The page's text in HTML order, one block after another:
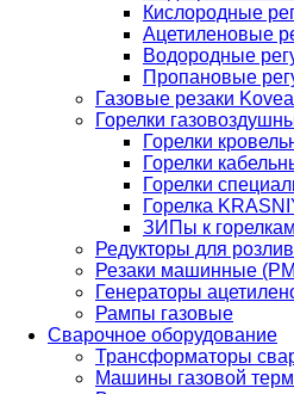
Кислородные
Ацетиленовые
Водородные
Пропановые
Газовые резаки
Горелки
Горелки
Горелки
Горелки
Горелка
ЗИПы к
Редукторы для
Резаки машинные
Генераторы
Рампы газовые
Сварочное оборудование
Трансформаторы
Машины газовой